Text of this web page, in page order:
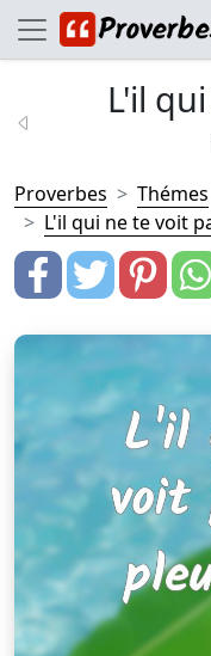
L'il
Proverbes Thémes
L'il qui ne te voit